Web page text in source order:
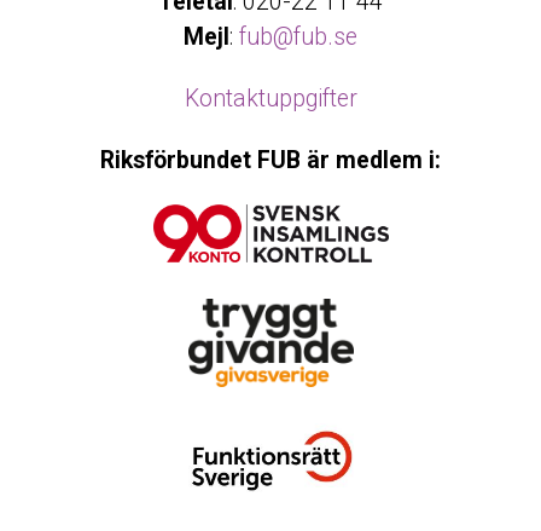
Mejl : fub@fub.se
Kontaktuppgifter
Riksförbundet FUB är medlem i: